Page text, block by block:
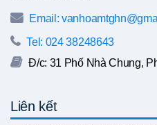
Email:
Tel: 024 38248643
Đ/c: 31 Phố Nhà Chung,
Liên kết